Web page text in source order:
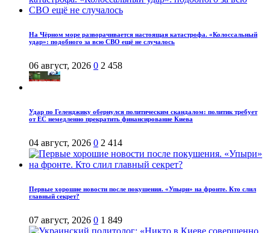
На Чёрном море разворачивается настоящая катастрофа. «Колоссальный
удар»: подобного за всю СВО ещё не случалось
06 август, 2026 0 2 458
Удар по Геленджику обернулся политическим скандалом: политик требует
от ЕС немедленно прекратить финансирование Киева
04 август, 2026 0 2 414
Первые хорошие новости после покушения. «Упыри» на фронте. Кто слил
главный секрет?
07 август, 2026 0 1 849